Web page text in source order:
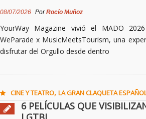
08/07/2026 PorRocío Muñoz
YourWay Magazine vivió el MADO
WeParade x MusicMeetsTourism, una
disfrutar del Orgullo desde dentro
CINE Y TEATRO, LA GRAN CLAQUETA
6 PELÍCULAS QUE